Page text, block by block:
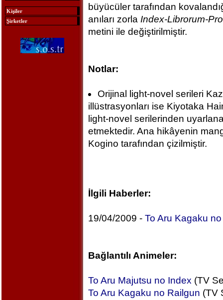
Kişiler
Şirketler
büyücüler tarafından
anıları zorla Index-Librorum-
metini ile değiştirilmiştir.
Notlar:
Orijinal light-novel serileri
illüstrasyonları ise Kiyotaka
light-novel serilerinden
etmektedir. Ana hikâyenin
Kogino tarafından çizilmiştir.
İlgili Haberler:
19/04/2009 - To Aru Kagaku
Bağlantılı Animeler:
To Aru Majutsu no Index (TV
To Aru Kagaku no Railgun (TV